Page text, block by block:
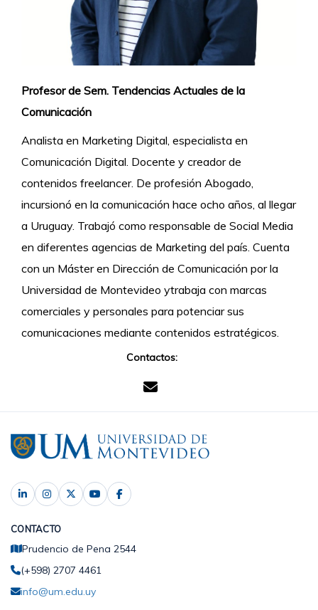
Profesor de Sem. Tendencias Actuales de la
Comunicación
Analista en Marketing Digital, especialista en
Comunicación Digital. Docente y creador de
contenidos freelancer. De profesión Abogado,
incursionó en la comunicación hace ocho años, al llegar
a Uruguay. Trabajó como responsable de Social Media
en diferentes agencias de Marketing del país. Cuenta
con un Máster en Dirección de Comunicación por la
Universidad de Montevideo ytrabaja con marcas
comerciales y personales para potenciar sus
comunicaciones mediante contenidos estratégicos.
Contactos:
CONTACTO
Prudencio de Pena 2544
(+598) 2707 4461
info@um.edu.uy